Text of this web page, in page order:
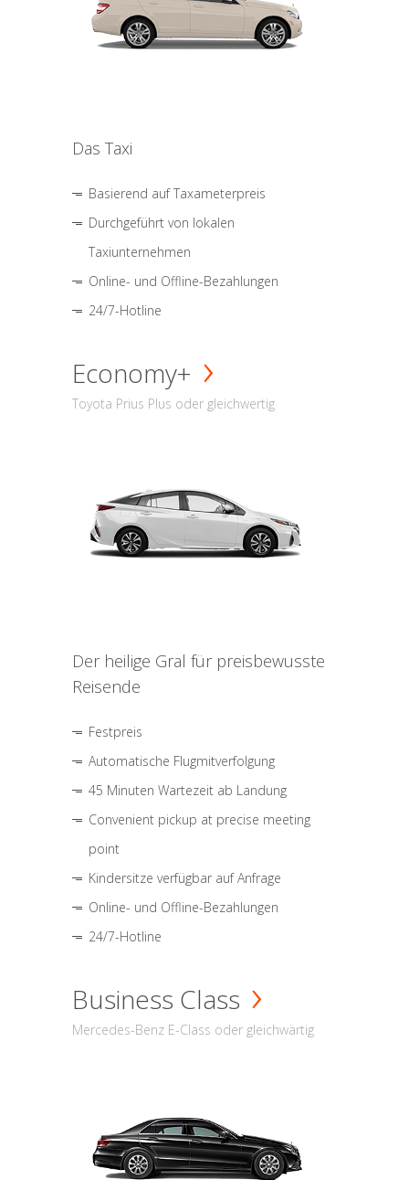
Das Taxi
Basierend auf Taxameterpreis
Durchgeführt von lokalen
Taxiunternehmen
Online- und Offline-Bezahlungen
24/7-Hotline
Economy+
Toyota Prius Plus oder gleichwertig
Der heilige Gral für preisbewusste
Reisende
Festpreis
Automatische Flugmitverfolgung
45 Minuten Wartezeit ab Landung
Convenient pickup at precise meeting
point
Kindersitze verfügbar auf Anfrage
Online- und Offline-Bezahlungen
24/7-Hotline
Business Class
Mercedes-Benz E-Class oder gleichwärtig